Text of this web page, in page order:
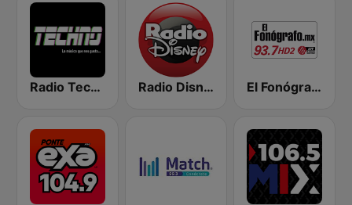
Radio Techno México Radio Disney México El Fonógrafo HD2